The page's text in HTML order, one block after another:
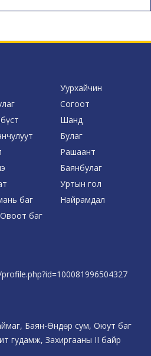
Уурхайчин
Согоот
Шанд
Булаг
Рашаант
Баянбулаг
Уртын гол
баг
Найрамдал
баг
Баян-Өндөр сум, Оюут баг
гудамж, Захиргааны II байр